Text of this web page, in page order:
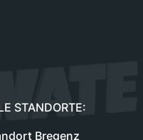
STANDORTE:
Bregenz